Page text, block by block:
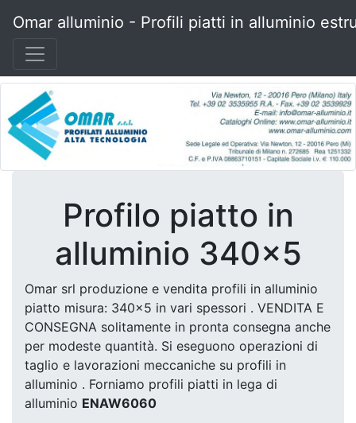
Omar alluminio - Profili piatti in alluminio
Profilo piatto in
alluminio 340x5
Omar srl produzione e vendita profili in alluminio
piatto misura: 340x5 in vari spessori . VENDITA E
CONSEGNA solitamente in pronta consegna anche
per modeste quantità. Si eseguono operazioni di
taglio e lavorazioni meccaniche su profili in
alluminio . Forniamo profili piatti in lega di
alluminio ENAW6060